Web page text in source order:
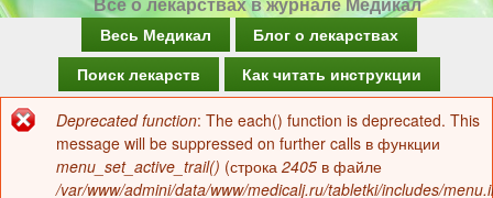
а
в
Весь Медикал
Блог о лекарствах
Поиск лекарств
Как читать инструкции
Сообщение
об
Deprecated function: The each() function is deprecated. This
message will be suppressed on further calls в функции
menu_set_active_trail() (строка 2405 в файле
/var/www/admini/data/www/medicalj.ru/tabletki/includes/